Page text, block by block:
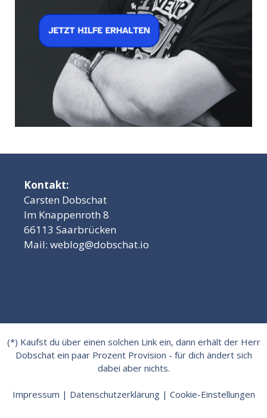
Kontakt:
Carsten Dobschat
Im Knappenroth 8
66113 Saarbrücken
Mail: weblog@dobschat.io
(*) Kaufst du über einen solchen Link ein, dann erhält der Herr
Dobschat ein paar Prozent Provision - für dich ändert sich
dabei aber nichts.
Impressum | Datenschutzerklärung| Cookie-Einstellungen